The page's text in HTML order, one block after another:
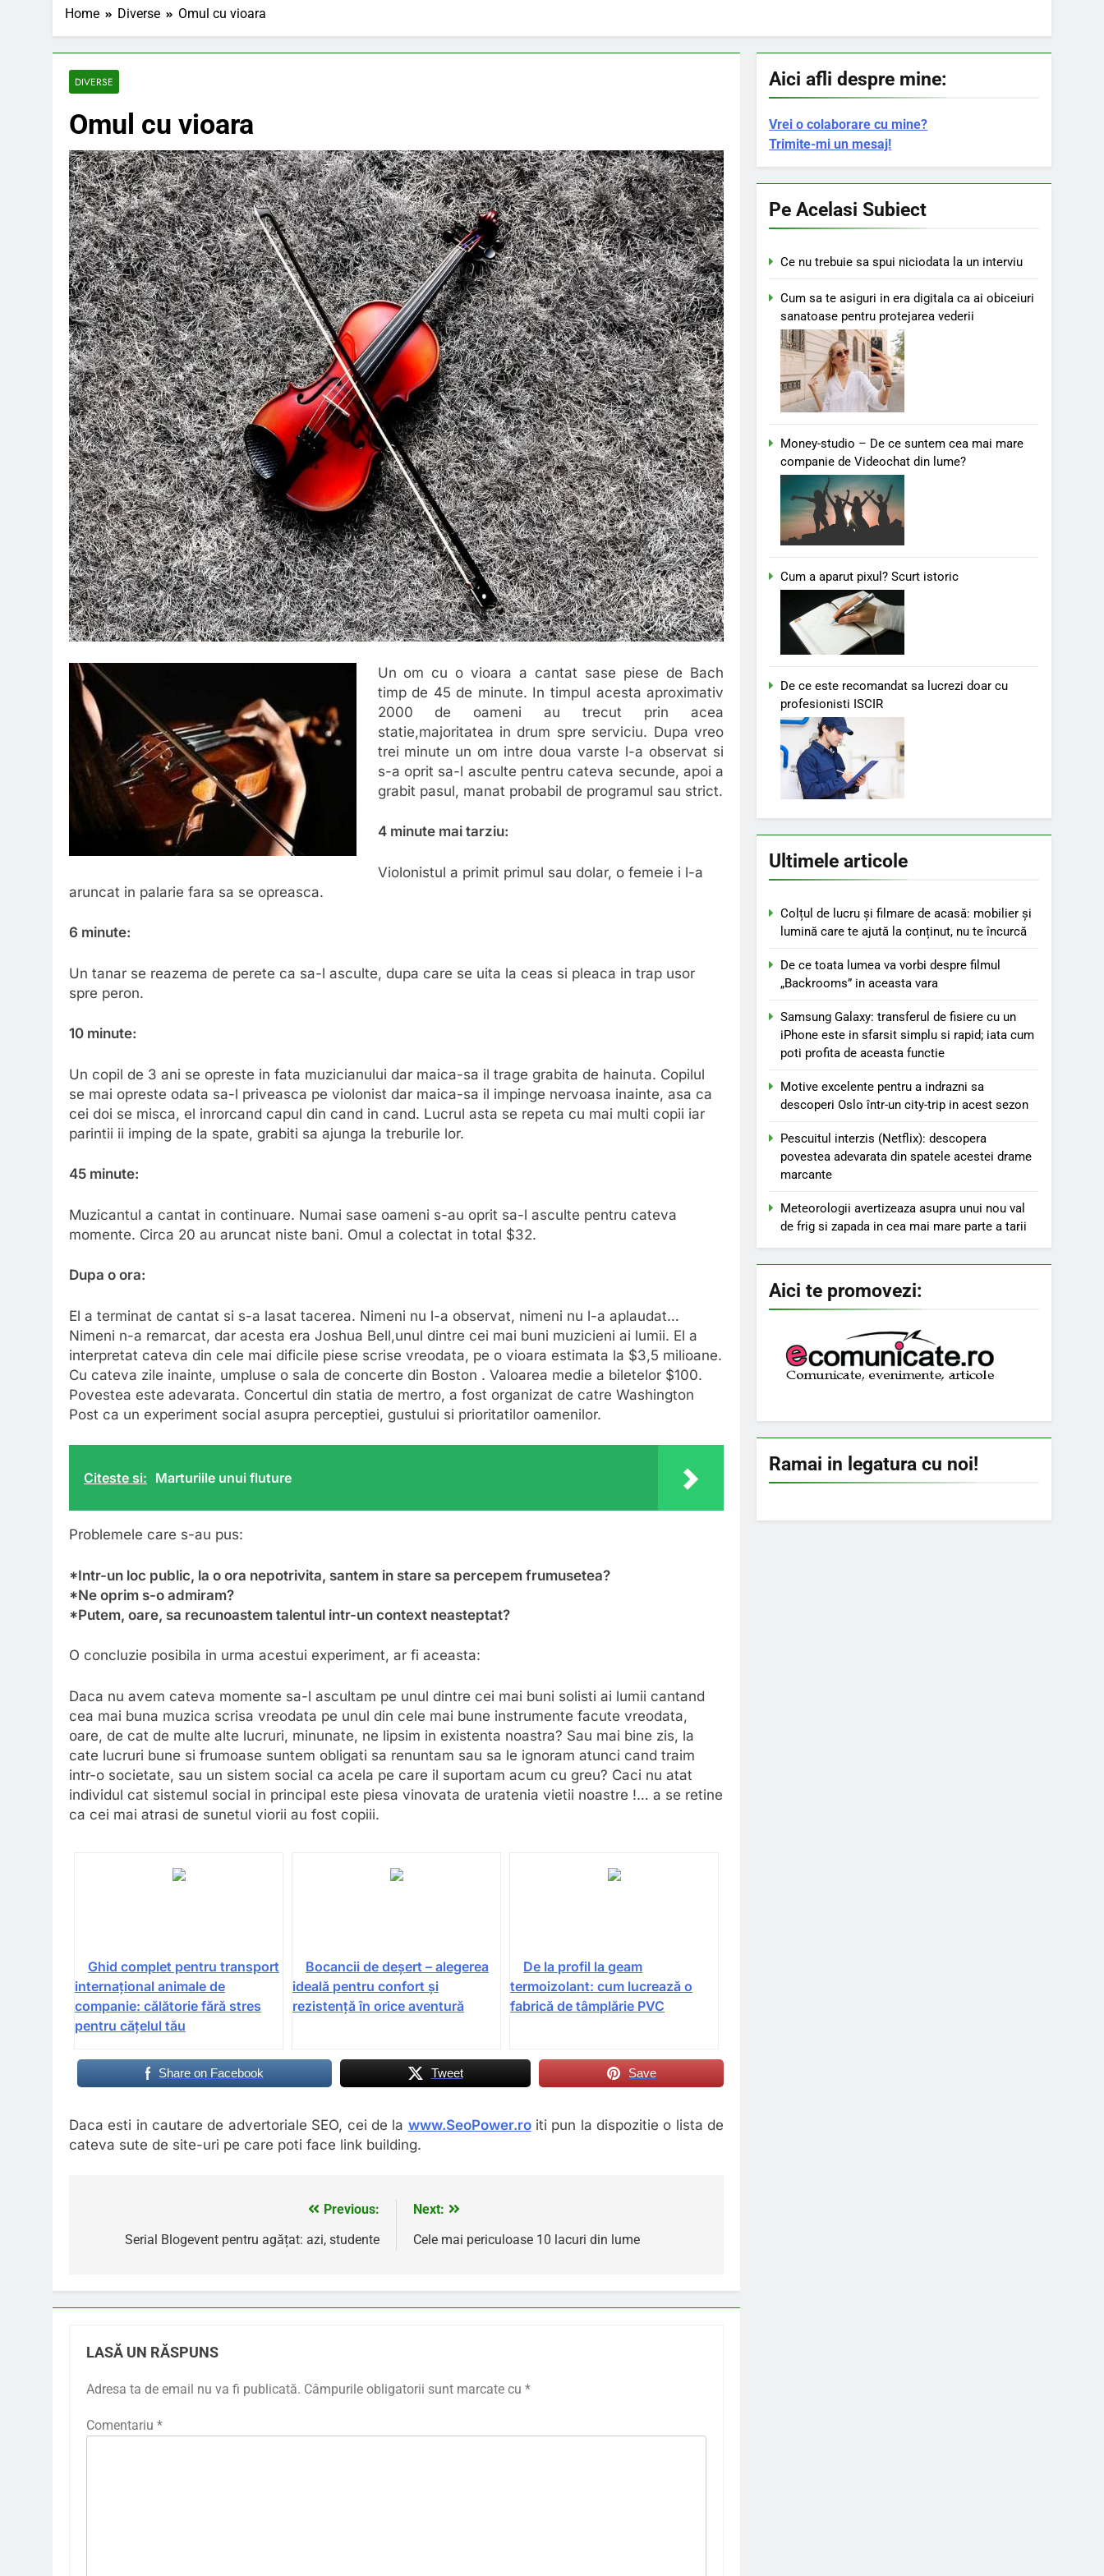
Home Diverse Omul cu vioara
DIVERSE
Omul cu vioara
Un om cu o vioara a cantat sase piese de Bach
timp de 45 de minute. In timpul acesta aproximativ
2000 de oameni au trecut prin acea
statie,majoritatea in drum spre serviciu. Dupa vreo
trei minute un om intre doua varste l-a observat si
s-a oprit sa-l asculte pentru cateva secunde, apoi a
grabit pasul, manat probabil de programul sau strict.
4 minute mai tarziu:
Violonistul a primit primul sau dolar, o femeie i l-a
aruncat in palarie fara sa se opreasca.
6 minute:
Un tanar se reazema de perete ca sa-l asculte, dupa care se uita la ceas si pleaca in trap usor
spre peron.
10 minute:
Un copil de 3 ani se opreste in fata muzicianului dar maica-sa il trage grabita de hainuta. Copilul
se mai opreste odata sa-l priveasca pe violonist dar maica-sa il impinge nervoasa inainte, asa ca
cei doi se misca, el inrorcand capul din cand in cand. Lucrul asta se repeta cu mai multi copii iar
parintii ii imping de la spate, grabiti sa ajunga la treburile lor.
45 minute:
Muzicantul a cantat in continuare. Numai sase oameni s-au oprit sa-l asculte pentru cateva
momente. Circa 20 au aruncat niste bani. Omul a colectat in total $32.
Dupa o ora:
El a terminat de cantat si s-a lasat tacerea. Nimeni nu l-a observat, nimeni nu l-a aplaudat…
Nimeni n-a remarcat, dar acesta era Joshua Bell,unul dintre cei mai buni muzicieni ai lumii. El a
interpretat cateva din cele mai dificile piese scrise vreodata, pe o vioara estimata la $3,5 milioane.
Cu cateva zile inainte, umpluse o sala de concerte din Boston . Valoarea medie a biletelor $100.
Povestea este adevarata. Concertul din statia de mertro, a fost organizat de catre Washington
Post ca un experiment social asupra perceptiei, gustului si prioritatilor oamenilor.
Citeste si: Marturiile unui fluture
Problemele care s-au pus:
*Intr-un loc public, la o ora nepotrivita, santem in stare sa percepem frumusetea?
*Ne oprim s-o admiram?
*Putem, oare, sa recunoastem talentul intr-un context neasteptat?
O concluzie posibila in urma acestui experiment, ar fi aceasta:
Daca nu avem cateva momente sa-l ascultam pe unul dintre cei mai buni solisti ai lumii cantand
cea mai buna muzica scrisa vreodata pe unul din cele mai bune instrumente facute vreodata,
oare, de cat de multe alte lucruri, minunate, ne lipsim in existenta noastra? Sau mai bine zis, la
cate lucruri bune si frumoase suntem obligati sa renuntam sau sa le ignoram atunci cand traim
intr-o societate, sau un sistem social ca acela pe care il suportam acum cu greu? Caci nu atat
individul cat sistemul social in principal este piesa vinovata de uratenia vietii noastre !… a se retine
ca cei mai atrasi de sunetul viorii au fost copiii.
Ghid complet pentru transport
internațional animale de
companie: călătorie fără stres
pentru cățelul tău
Bocancii de deșert – alegerea
ideală pentru confort și
rezistență în orice aventură
De la profil la geam
termoizolant: cum lucrează o
fabrică de tâmplărie PVC
Share on Facebook Tweet Save
Daca esti in cautare de advertoriale SEO, cei de la www.SeoPower.roiti pun la dispozitie o lista de
cateva sute de site-uri pe care poti face link building.
Previous:
Serial Blogevent pentru agățat: azi, studente
Next:
Cele mai periculoase 10 lacuri din lume
LASĂ UN RĂSPUNS
Adresa ta de email nu va fi publicată. Câmpurile obligatorii sunt marcate cu *
Comentariu *
Aici afli despre mine:
Vrei o colaborare cu mine?
Trimite-mi un mesaj!
Pe Acelasi Subiect
Ce nu trebuie sa spui niciodata la un interviu
Cum sa te asiguri in era digitala ca ai obiceiuri
sanatoase pentru protejarea vederii
Money-studio – De ce suntem cea mai mare
companie de Videochat din lume?
Cum a aparut pixul? Scurt istoric
De ce este recomandat sa lucrezi doar cu
profesionisti ISCIR
Ultimele articole
Colțul de lucru și filmare de acasă: mobilier și
lumină care te ajută la conținut, nu te încurcă
De ce toata lumea va vorbi despre filmul
„Backrooms” in aceasta vara
Samsung Galaxy: transferul de fisiere cu un
iPhone este in sfarsit simplu si rapid; iata cum
poti profita de aceasta functie
Motive excelente pentru a indrazni sa
descoperi Oslo într-un city-trip in acest sezon
Pescuitul interzis (Netflix): descopera
povestea adevarata din spatele acestei drame
marcante
Meteorologii avertizeaza asupra unui nou val
de frig si zapada in cea mai mare parte a tarii
Aici te promovezi:
Ramai in legatura cu noi!